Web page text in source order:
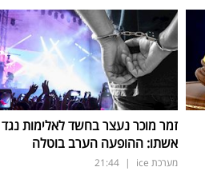
זמר מוכר נעצר בחשד לאלימות נגד
אשתו: ההופעה הערב בוטלה
מערכת ice |
21:44